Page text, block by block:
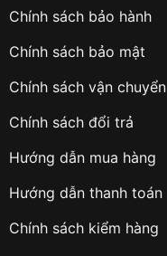
Chính sách bảo hành
Chính sách bảo mật
Chính sách vận chuyển
Chính sách đổi trả
Hướng dẫn mua hàng
Hướng dẫn thanh toán
Chính sách kiểm hàng